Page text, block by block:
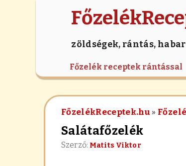
zöldségek, rántás,
Főzelék receptek rántással
FőzelékReceptek.hu »
Salátafőzelék
Szerző: Matits Viktor